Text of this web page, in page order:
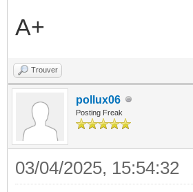
A+
Trouver
pollux06
Posting Freak
03/04/2025, 15:54:32